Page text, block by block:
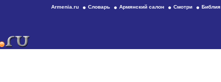
Armenia.ru Словарь Армянский салон Смотри Библия